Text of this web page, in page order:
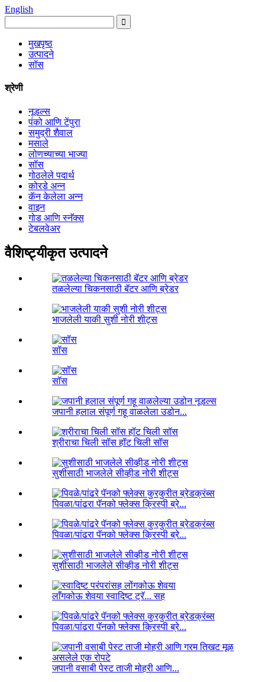
English
मुखपृष्ठ
उत्पादने
सॉस
श्रेणी
नूडल्स
पंको आणि टेंपुरा
समुद्री शैवाल
मसाले
लोणच्याच्या भाज्या
सॉस
गोठलेले पदार्थ
कोरडे अन्न
कॅन केलेला अन्न
वाइन
गोड आणि स्नॅक्स
टेबलवेअर
वैशिष्ट्यीकृत उत्पादने
तळलेल्या चिकनसाठी बॅटर आणि ब्रेडर
भाजलेली याकी सुशी नोरी शीट्स
सॉस
सॉस
जपानी हलाल संपूर्ण गहू वाळलेला उडोन...
श्रीराचा चिली सॉस हॉट चिली सॉस
सुशीसाठी भाजलेले सीव्हीड नोरी शीट्स
पिवळा/पांढरा पॅनको फ्लेक्स क्रिस्पी ब्रे...
पिवळा/पांढरा पॅनको फ्लेक्स क्रिस्पी ब्रे...
सुशीसाठी भाजलेले सीव्हीड नोरी शीट्स
लाँगकोऊ शेवया स्वादिष्ट ट्रॅ... सह
पिवळा/पांढरा पॅनको फ्लेक्स क्रिस्पी ब्रे...
जपानी वसाबी पेस्ट ताजी मोहरी आणि...